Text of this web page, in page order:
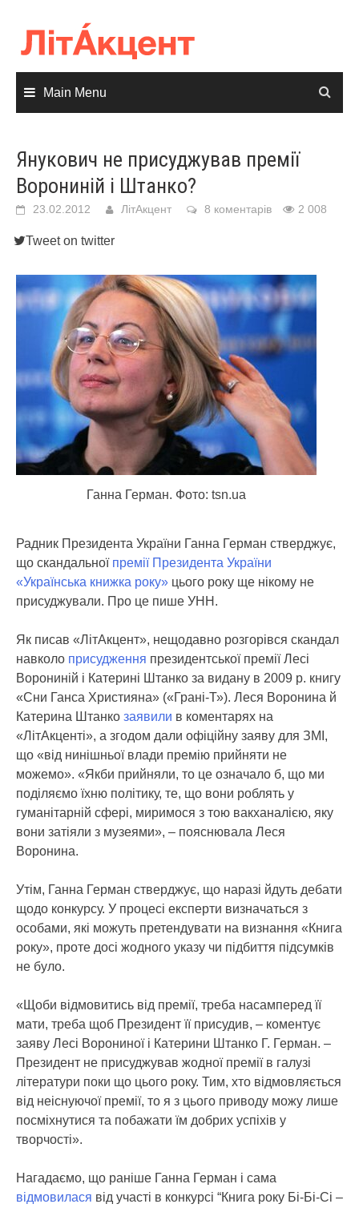
content
Main Menu
Янукович не присуджував премії
Ворониній і Штанко?
23.02.2012 ЛітАкцент 8 коментарів 2 008
Tweet on twitter
Ганна Герман. Фото: tsn.ua
Радник Президента України Ганна Герман стверджує,
що скандальної премії Президента України
«Українська книжка року» цього року ще нікому не
присуджували. Про це пише УНН.
Як писав «ЛітАкцент», нещодавно розгорівся скандал
навколо присудження президентської премії Лесі
Ворониній і Катерині Штанко за видану в 2009 р. книгу
«Сни Ганса Християна» («Грані-Т»). Леся Воронина й
Катерина Штанко заявили в коментарях на
«ЛітАкценті», а згодом дали офіційну заяву для ЗМІ,
що «від нинішньої влади премію прийняти не
можемо». «Якби прийняли, то це означало б, що ми
поділяємо їхню політику, те, що вони роблять у
гуманітарній сфері, миримося з тою вакханалією, яку
вони затіяли з музеями», – пояснювала Леся
Воронина.
Утім, Ганна Герман стверджує, що наразі йдуть дебати
щодо конкурсу. У процесі експерти визначаться з
особами, які можуть претендувати на визнання «Книга
року», проте досі жодного указу чи підбиття підсумків
не було.
«Щоби відмовитись від премії, треба насамперед її
мати, треба щоб Президент її присудив, – коментує
заяву Лесі Ворониної і Катерини Штанко Г. Герман. –
Президент не присуджував жодної премії в галузі
літератури поки що цього року. Тим, хто відмовляється
від неіснуючої премії, то я з цього приводу можу лише
посміхнутися та побажати їм добрих успіхів у
творчості».
Нагадаємо, що раніше Ганна Герман і сама
відмовилася від участі в конкурсі “Книга року Бі-Бі-Сі –